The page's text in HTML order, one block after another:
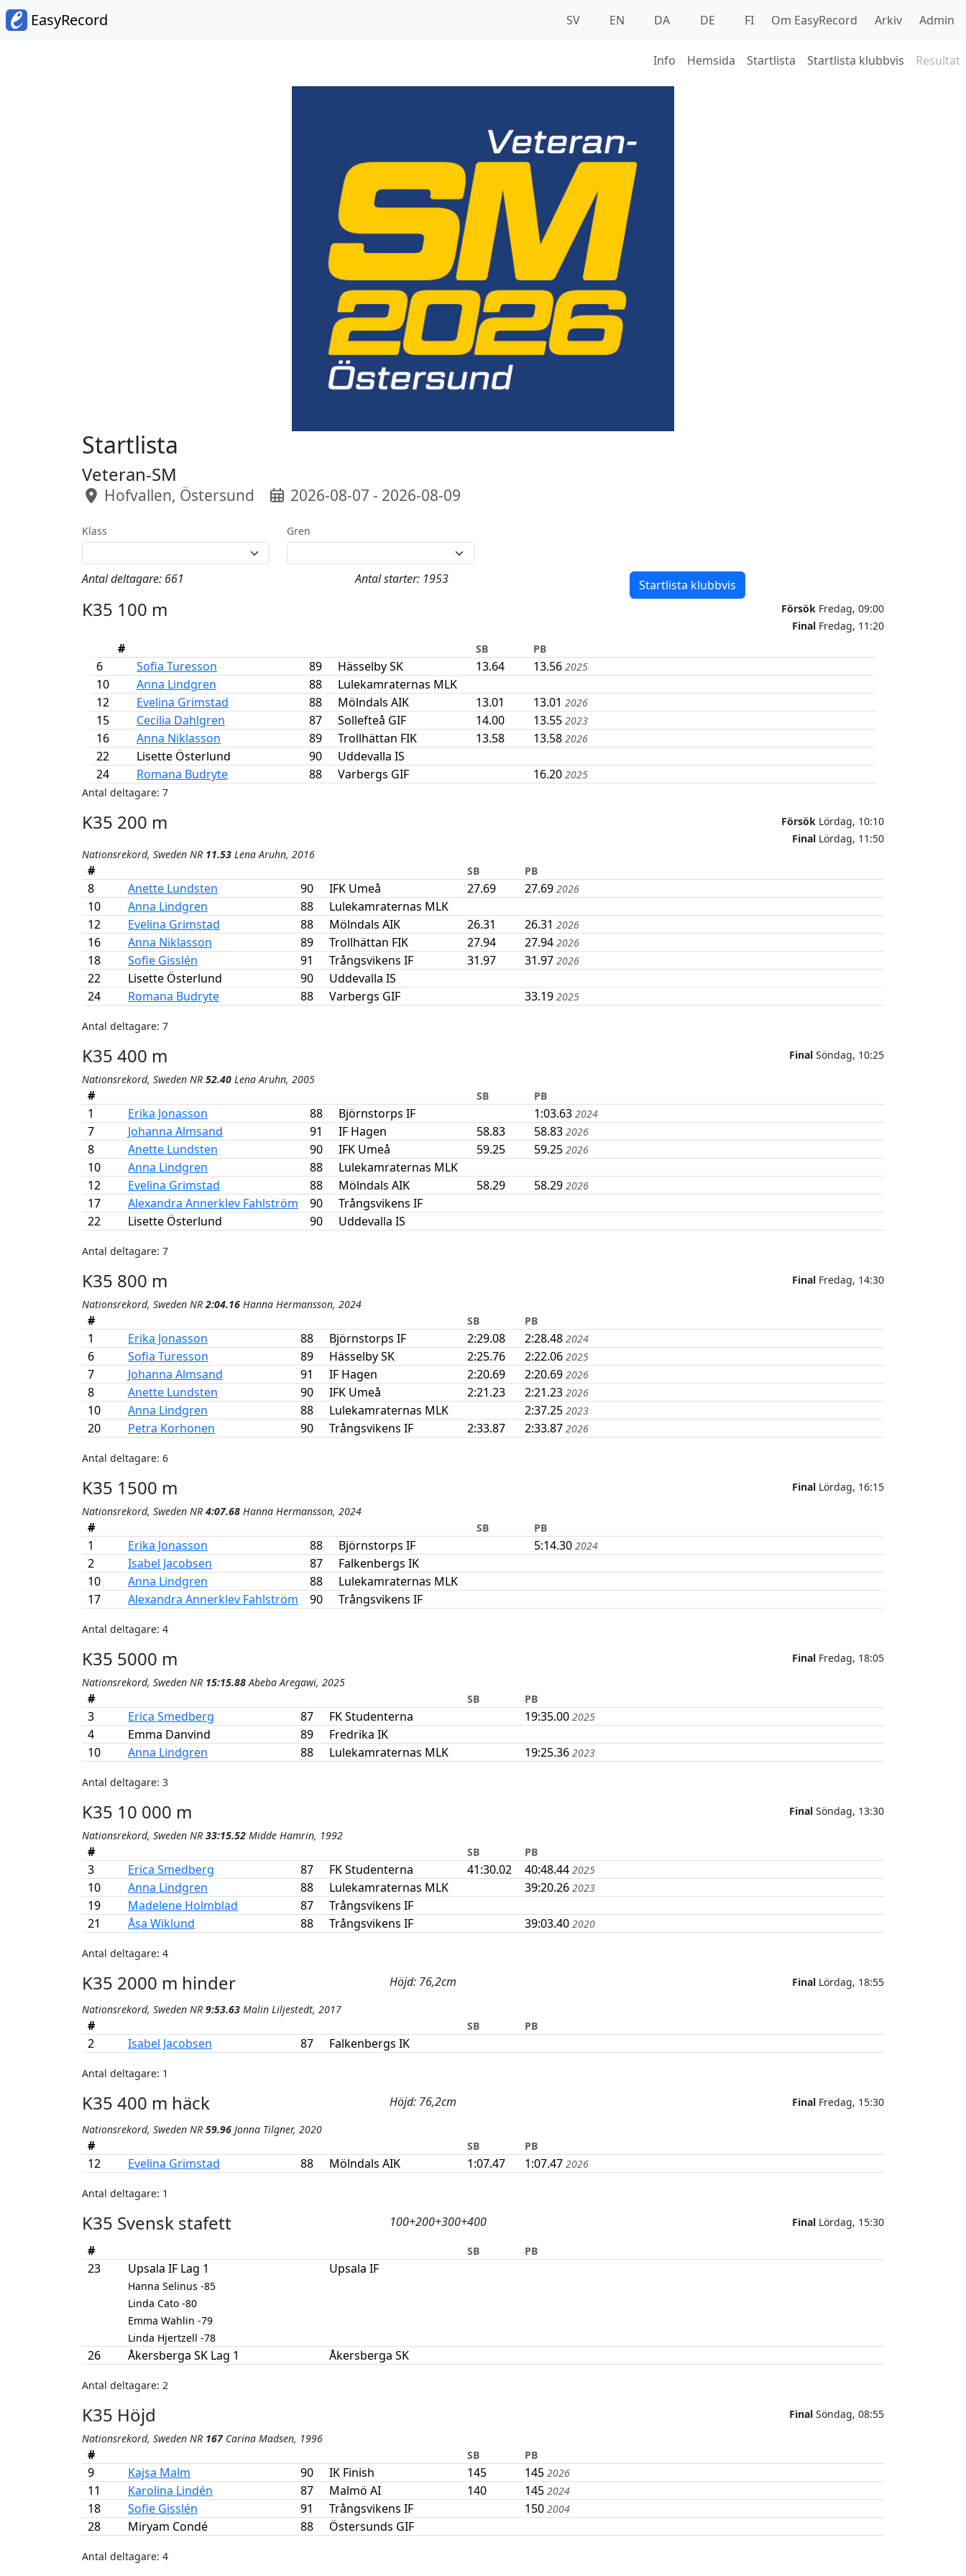
EasyRecord SV EN DA DE FI Om EasyRecord Arkiv Admin
Info Hemsida Startlista Startlista klubbvis Resultat
Startlista
Veteran-SM
Hofvallen, Östersund 2026-08-07 - 2026-08-09
Klass Gren
Antal deltagare: 661 Antal starter: 1953 Startlista klubbvis
K35 100 m Försök Fredag, 09:00
Final Fredag, 11:20
# SB PB
6 Sofia Turesson 89 Hässelby SK 13.64 13.56 2025
10 Anna Lindgren 88
Lulekamraternas MLK
12
Evelina Grimstad 88 Mölndals AIK 13.01 13.01 2026
15 Cecilia Dahlgren 87 Sollefteå GIF 14.00 13.55 2023
16 Anna Niklasson 89 Trollhättan FIK 13.58 13.58 2026
22 Lisette Österlund 90
Uddevalla IS
24
Romana Budryte 88 Varbergs GIF 16.20 2025
Antal deltagare: 7
K35 200 m Försök Lördag, 10:10
Final Lördag, 11:50
Nationsrekord, Sweden NR 11.53 Lena Aruhn, 2016
# SB PB
8 Anette Lundsten 90 IFK Umeå 27.69 27.69 2026
10 Anna Lindgren 88
Lulekamraternas MLK
12
Evelina Grimstad 88 Mölndals AIK 26.31 26.31 2026
16 Anna Niklasson 89 Trollhättan FIK 27.94 27.94 2026
18 Sofie Gisslén 91 Trångsvikens IF 31.97 31.97 2026
22 Lisette Österlund 90
Uddevalla IS
24
Romana Budryte 88 Varbergs GIF 33.19 2025
Antal deltagare: 7
K35 400 m Final Söndag, 10:25
Nationsrekord, Sweden NR 52.40 Lena Aruhn, 2005
# SB PB
1 Erika Jonasson 88 Björnstorps IF 1:03.63 2024
7 Johanna Almsand 91 IF Hagen 58.83 58.83 2026
8 Anette Lundsten 90 IFK Umeå 59.25 59.25 2026
10 Anna Lindgren 88
Lulekamraternas MLK
12
Evelina Grimstad 88 Mölndals AIK 58.29 58.29 2026
17 Alexandra Annerklev Fahlström 90
Trångsvikens IF
22
Lisette Österlund 90 Uddevalla IS
Antal deltagare: 7
K35 800 m Final Fredag, 14:30
Nationsrekord, Sweden NR2:04.16 Hanna Hermansson, 2024
# SB PB
1 Erika Jonasson 88 Björnstorps IF 2:29.08 2:28.48 2024
6 Sofia Turesson 89 Hässelby SK 2:25.76 2:22.06 2025
7 Johanna Almsand 91 IF Hagen 2:20.69 2:20.69 2026
8 Anette Lundsten 90 IFK Umeå 2:21.23 2:21.23 2026
10 Anna Lindgren 88 Lulekamraternas MLK 2:37.25 2023
20 Petra Korhonen 90 Trångsvikens IF 2:33.87 2:33.87 2026
Antal deltagare: 6
K35 1500 m Final Lördag, 16:15
Nationsrekord, Sweden NR 4:07.68 Hanna Hermansson, 2024
# SB PB
1 Erika Jonasson 88 Björnstorps IF 5:14.30 2024
2 Isabel Jacobsen 87
Falkenbergs IK
10
Anna Lindgren 88
Lulekamraternas MLK
17
Alexandra Annerklev Fahlström 90 Trångsvikens IF
Antal deltagare: 4
K35 5000 m Final Fredag, 18:05
Nationsrekord, Sweden NR 15:15.88Abeba Aregawi, 2025
# SB PB
3 Erica Smedberg 87 FK Studenterna 19:35.00 2025
4 Emma Danvind 89
Fredrika IK
10
Anna Lindgren 88 Lulekamraternas MLK 19:25.36 2023
Antal deltagare: 3
K35 10 000 m Final Söndag, 13:30
Nationsrekord, Sweden NR 33:15.52 Midde Hamrin, 1992
# SB PB
3 Erica Smedberg 87 FK Studenterna 41:30.02 40:48.44 2025
10 Anna Lindgren 88 Lulekamraternas MLK 39:20.26 2023
19 Madelene Holmblad 87
Trångsvikens IF
21
Åsa Wiklund 88 Trångsvikens IF 39:03.40 2020
Antal deltagare: 4
K35 2000 m hinder Höjd: 76,2cm Final Lördag, 18:55
Nationsrekord, Sweden NR 9:53.63 Malin Liljestedt, 2017
# SB PB
2 Isabel Jacobsen 87 Falkenbergs IK
Antal deltagare: 1
K35 400 m häck Höjd: 76,2cm Final Fredag, 15:30
Nationsrekord, Sweden NR 59.96 Jonna Tilgner, 2020
# SB PB
12 Evelina Grimstad 88 Mölndals AIK 1:07.47 1:07.47 2026
Antal deltagare: 1
K35 Svensk stafett 100+200+300+400 Final Lördag, 15:30
# SB PB
23 Upsala IF Lag 1
Hanna Selinus -85
Linda Cato -80
Emma Wahlin -79
Linda Hjertzell -78
Upsala IF
26 Åkersberga SK Lag 1 Åkersberga SK
Antal deltagare: 2
K35 Höjd Final Söndag, 08:55
Nationsrekord, Sweden NR 167Carina Madsen, 1996
# SB PB
9 Kajsa Malm 90 IK Finish 145 145 2026
11 Karolina Lindén 87 Malmö AI 140 145 2024
18 Sofie Gisslén 91 Trångsvikens IF 150 2004
28 Miryam Condé 88 Östersunds GIF
Antal deltagare: 4